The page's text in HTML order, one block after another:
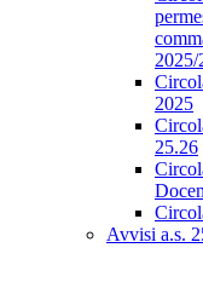
2025/
2025
25.26
Avvisi a.s.